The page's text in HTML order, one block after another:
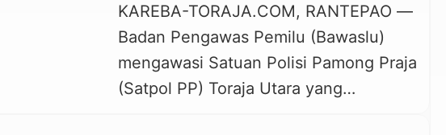
KAREBA-TORAJA.COM, RANTEPAO —
Badan Pengawas Pemilu (Bawaslu)
mengawasi Satuan Polisi Pamong Praja
(Satpol PP) Toraja Utara yang